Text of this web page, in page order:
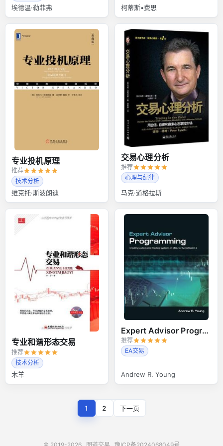
埃德温·勒菲弗 柯蒂斯•费思
专业投机原理
推荐
技术分析
维克托·斯波朗迪
交易心理分析
推荐
心理与纪律
马克·道格拉斯
专业和谐形态交易
推荐
技术分析
木羊
Expert Advisor Programming
推荐
EA交易
Andrew R. Young
1 2 下一页